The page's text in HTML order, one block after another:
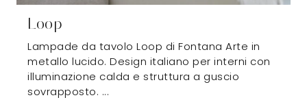
Loop
Lampade da tavolo Loop di Fontana Arte in
metallo lucido. Design italiano per interni con
illuminazione calda e struttura a guscio
sovrapposto. ...